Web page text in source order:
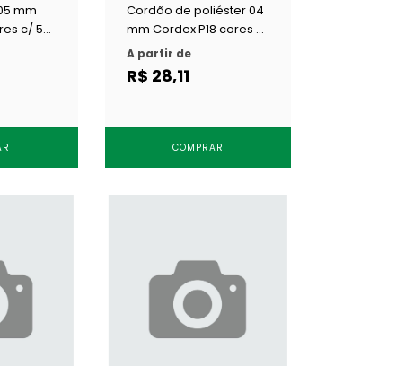
mm
c/ 50
Cordão de poliéster 04
mm Cordex P18 cores c/
50 m
A partir de
R$ 28,11
COMPRAR